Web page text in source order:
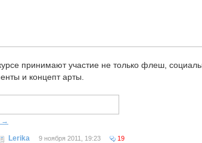
принимают участие не только флеш,
и концепт арты.
→
Lerika 9 ноября 2011, 19:23 19